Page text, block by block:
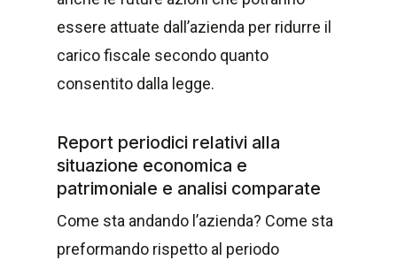
essere attuate dall’azienda per ridurre il
carico fiscale secondo quanto
consentito dalla legge.
Report periodici relativi alla
situazione economica e
patrimoniale e analisi comparate
Come sta andando l’azienda? Come sta
preformando rispetto al periodo